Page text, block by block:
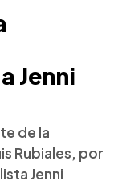
Jenni
de la
Rubiales, por
Jenni